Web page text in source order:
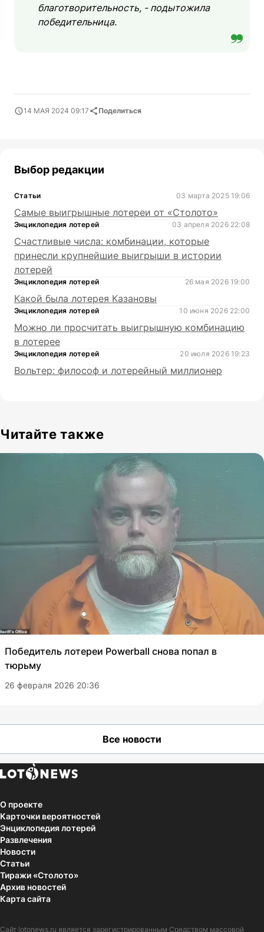
благотворительность, - подытожила
победительница.
14 МАЯ 2024 09:17 Поделиться
Выбор редакции
Статьи 03 марта 2025 19:06
Самые выигрышные лотереи от «Столото»
Энциклопедия лотерей 03 апреля 2026 22:08
Счастливые числа: комбинации, которые
принесли крупнейшие выигрыши в истории
лотерей
Энциклопедия лотерей 26 мая 2026 19:00
Какой была лотерея Казановы
Энциклопедия лотерей 10 июня 2026 22:00
Можно ли просчитать выигрышную комбинацию
в лотерее
Энциклопедия лотерей 20 июля 2026 19:23
Вольтер: философ и лотерейный миллионер
Читайте также
Победитель лотереи Powerball снова попал в
тюрьму
26 февраля 2026 20:36
Все новости
О проекте
Карточки вероятностей
Энциклопедия лотерей
Развлечения
Новости
Статьи
Тиражи «Столото»
Архив новостей
Карта сайта
Сайт lotonews.ru является зарегистрированным Средством массовой